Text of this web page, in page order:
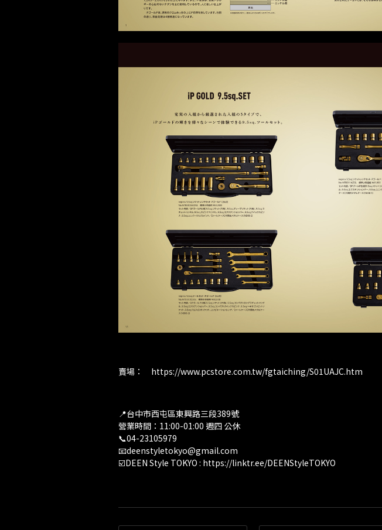
賣場： https://www.pcstore.com.tw/fgtaiching/S01UAJC.htm
📍台中市西屯區東興路三段389號
營業時間：11:00-01:00 週四 公休
📞04-23105979
📧deenstyletokyo@gmail.com
☑️DEEN Style TOKYO : https://linktr.ee/DEENStyleTOKYO